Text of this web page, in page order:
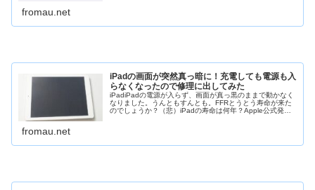
fromau.net
iPadの画面が突然真っ暗に！充電しても電源も入
らなくなったので修理に出してみた
iPadiPadの電源が入らず、画面が真っ黒のままで動かなく
なりました。うんともすんとも。FFRとうとう寿命が来た
のでしょうか？（悲）iPadの寿命は何年？Apple公式発表
fromau.net